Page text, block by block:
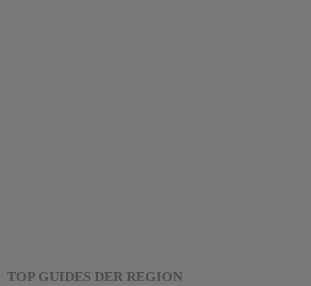
TOP GUIDES DER REGION